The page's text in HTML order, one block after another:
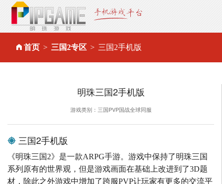
首页 三国2专区 三国2手机版
明珠三国2手机版
游戏类别：三国PVP国战全球同服
三国2手机版
《明珠三国2》是一款ARPG手游。游戏中保持了明珠三国
系列原有的世界观，但是游戏画面在基础上改进到了3D题
材，除此之外游戏中增加了跨服PVP让玩家有更多的交流平